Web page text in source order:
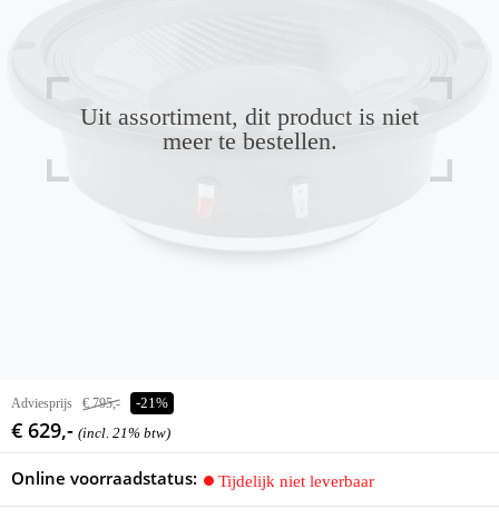
Uit assortiment, dit product is niet
meer te bestellen.
Adviesprijs € 795,- -21%
€ 629,- (incl. 21% btw)
Online voorraadstatus: Tijdelijk niet leverbaar